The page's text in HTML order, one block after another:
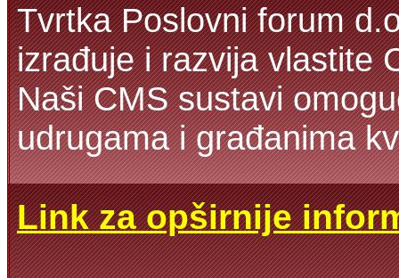
Tvrtka Poslovni forum
izrađuje i razvija vlastite
Naši CMS sustavi
udrugama i građanima
Link za opširnije